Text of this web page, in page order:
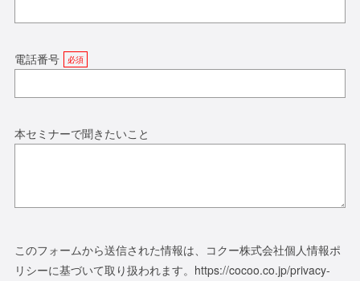
電話番号
本セミナーで聞きたいこと
このフォームから送信された情報は、コクー株式会社個人情報ポ
リシーに基づいて取り扱われます。https://cocoo.co.jp/privacy-